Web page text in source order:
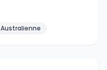
Australienne